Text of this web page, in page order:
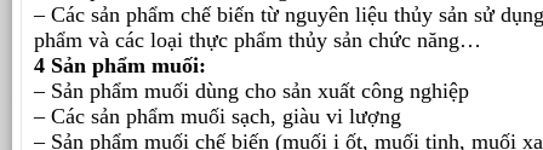
– Các sản phẩm chế biến từ nguyên liệu thủy sản sử
phẩm và các loại thực phẩm thủy sản chức năng…
4 Sản phẩm muối:
– Sản phẩm muối dùng cho sản xuất công nghiệp
– Các sản phẩm muối sạch, giàu vi lượng
– Sản phẩm muối chế biến (muối i ốt, muối tinh, muối